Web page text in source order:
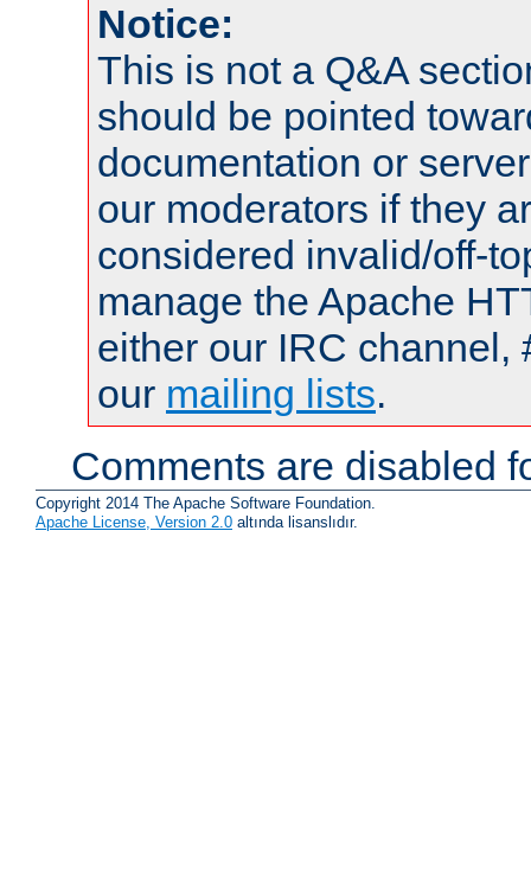
Notice:
This is not a Q&A
should be pointed
documentation or
our moderators if they
considered invalid/off-
manage the Apache
either our IRC channel,
our mailing lists.
Comments are disabled
Copyright 2014 The Apache Software Foundation.
Apache License, Version 2.0 altında lisanslıdır.